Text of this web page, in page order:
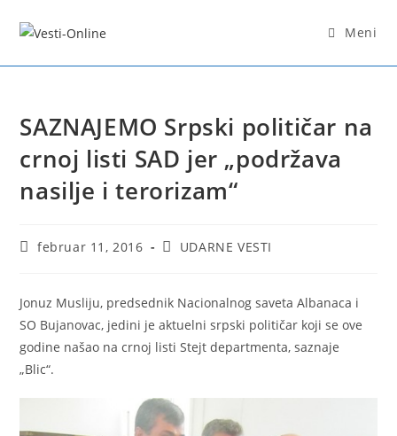
Meni
SAZNAJEMO Srpski političar na
crnoj listi SAD jer „podržava
nasilje i terorizam“
Postfebruar 11, 2016
PostUDARNE VESTI
Jonuz Musliju, predsednik Nacionalnog saveta Albanaca i
SO Bujanovac, jedini je aktuelni srpski političar koji se ove
godine našao na crnoj listi Stejt departmenta, saznaje
„Blic“.